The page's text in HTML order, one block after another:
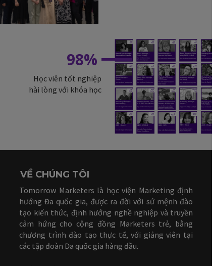
Học viên tốt nghiệp
hài lòng với khóa học
98%
VỀ CHÚNG TÔI
Tomorrow Marketers là học viện Marketing định
hướng Đa quốc gia, được ra đời với sứ mệnh đào
tạo kiến thức, định hướng nghề nghiệp và truyền
cảm hứng cho cộng đồng Marketers trẻ, bằng
chương trình đào tạo thực tế, với giảng viên tại
các tập đoàn Đa quốc gia hàng đầu.